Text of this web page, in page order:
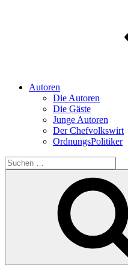
Autoren
Die Autoren
Die Gäste
Junge Autoren
Der Chefvolkswirt
OrdnungsPolitiker
Suchen
nach: